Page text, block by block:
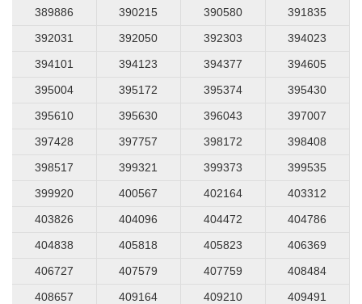
389886
390215 390580
391835
392031
392050 392303
394023
394101
394123 394377
394605
395004
395172 395374
395430
395610
395630 396043
397007
397428
397757 398172
398408
398517
399321 399373
399535
399920
400567 402164
403312
403826
404096 404472
404786
404838
405818 405823
406369
406727
407579 407759
408484
408657
409164 409210
409491